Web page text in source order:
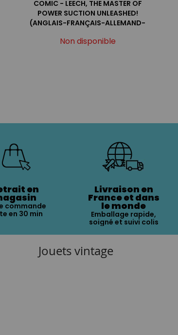
COMIC - LEECH, THE MASTER OF
POWER SUCTION UNLEASHED!
(ANGLAIS-FRANÇAIS-ALLEMAND-
Non disponible
en
commande
en 30 min
Livraison en
France et dans
le monde
Emballage rapide,
soigné et suivi colis
Jouets vintage